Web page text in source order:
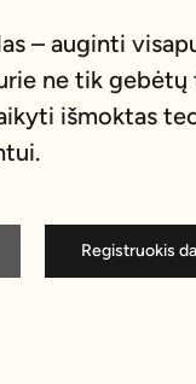
– auginti
ne tik gebėtų
išmoktas
Registruokis